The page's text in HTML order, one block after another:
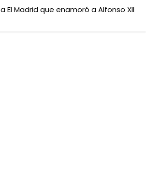
El Madrid que enamoró a Alfonso XII